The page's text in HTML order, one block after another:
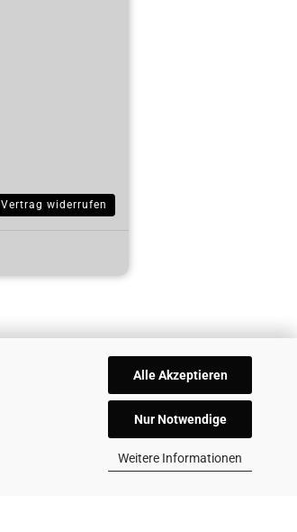
Alle Akzeptieren
Nur Notwendige
Weitere Informationen
Vertrag widerrufen